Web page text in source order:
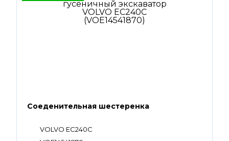
Соеденительная шестеренка
VOLVO EC240C